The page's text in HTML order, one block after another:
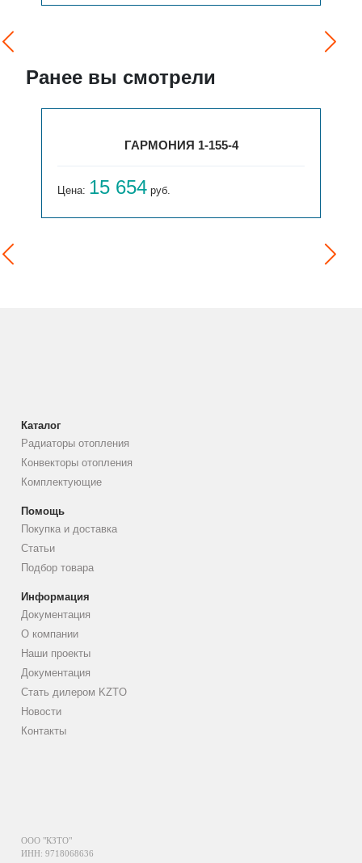
Ранее вы смотрели
ГАРМОНИЯ 1-155-4
Цена: 15 654 руб.
Каталог
Радиаторы отопления
Конвекторы отопления
Комплектующие
Помощь
Покупка и доставка
Статьи
Подбор товара
Информация
Документация
О компании
Наши проекты
Документация
Стать дилером KZTO
Новости
Контакты
ООО "КЗТО"
ИНН: 9718068636